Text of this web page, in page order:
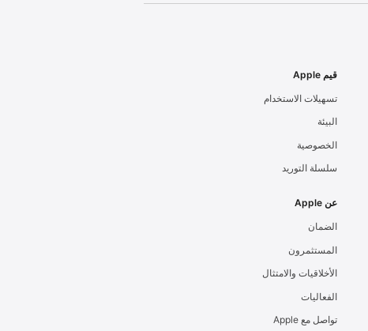
قيم Apple
تسهيلات الاستخدام
البيئة
الخصوصية
سلسلة التوريد
عن Apple
الضمان
المستثمرون
الأخلاقيات والامتثال
الفعاليات
تواصل مع Apple